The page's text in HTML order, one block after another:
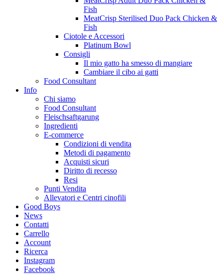
Fish
MeatCrisp Sterilised Duo Pack Chicken &
Fish
Ciotole e Accessori
Platinum Bowl
Consigli
Il mio gatto ha smesso di mangiare
Cambiare il cibo ai gatti
Food Consultant
Info
Chi siamo
Food Consultant
Fleischsaftgarung
Ingredienti
E-commerce
Condizioni di vendita
Metodi di pagamento
Acquisti sicuri
Diritto di recesso
Resi
Punti Vendita
Allevatori e Centri cinofili
Good Boys
News
Contatti
Carrello
Account
Ricerca
Instagram
Facebook